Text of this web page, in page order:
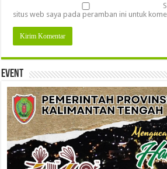
situs web saya pada peramban ini untuk
Event